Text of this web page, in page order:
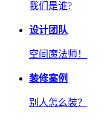
我们是谁?
设计团队
空间魔法师！
装修案例
别人怎么装？